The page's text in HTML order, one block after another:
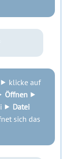
⯈ klicke auf
Öffnen ⯈
⯈ Datei
sich das